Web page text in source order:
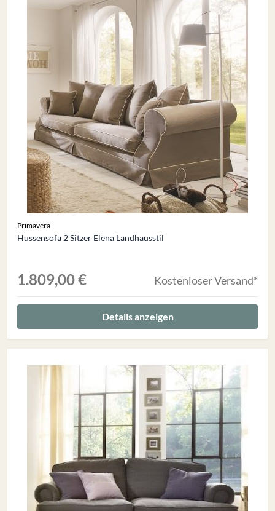
Primavera
Hussensofa 2 Sitzer Elena Landhausstil
1.809,00 € Kostenloser Versand*
Details anzeigen